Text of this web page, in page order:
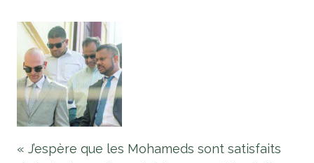
« J’espère que les Mohameds sont satisfaits